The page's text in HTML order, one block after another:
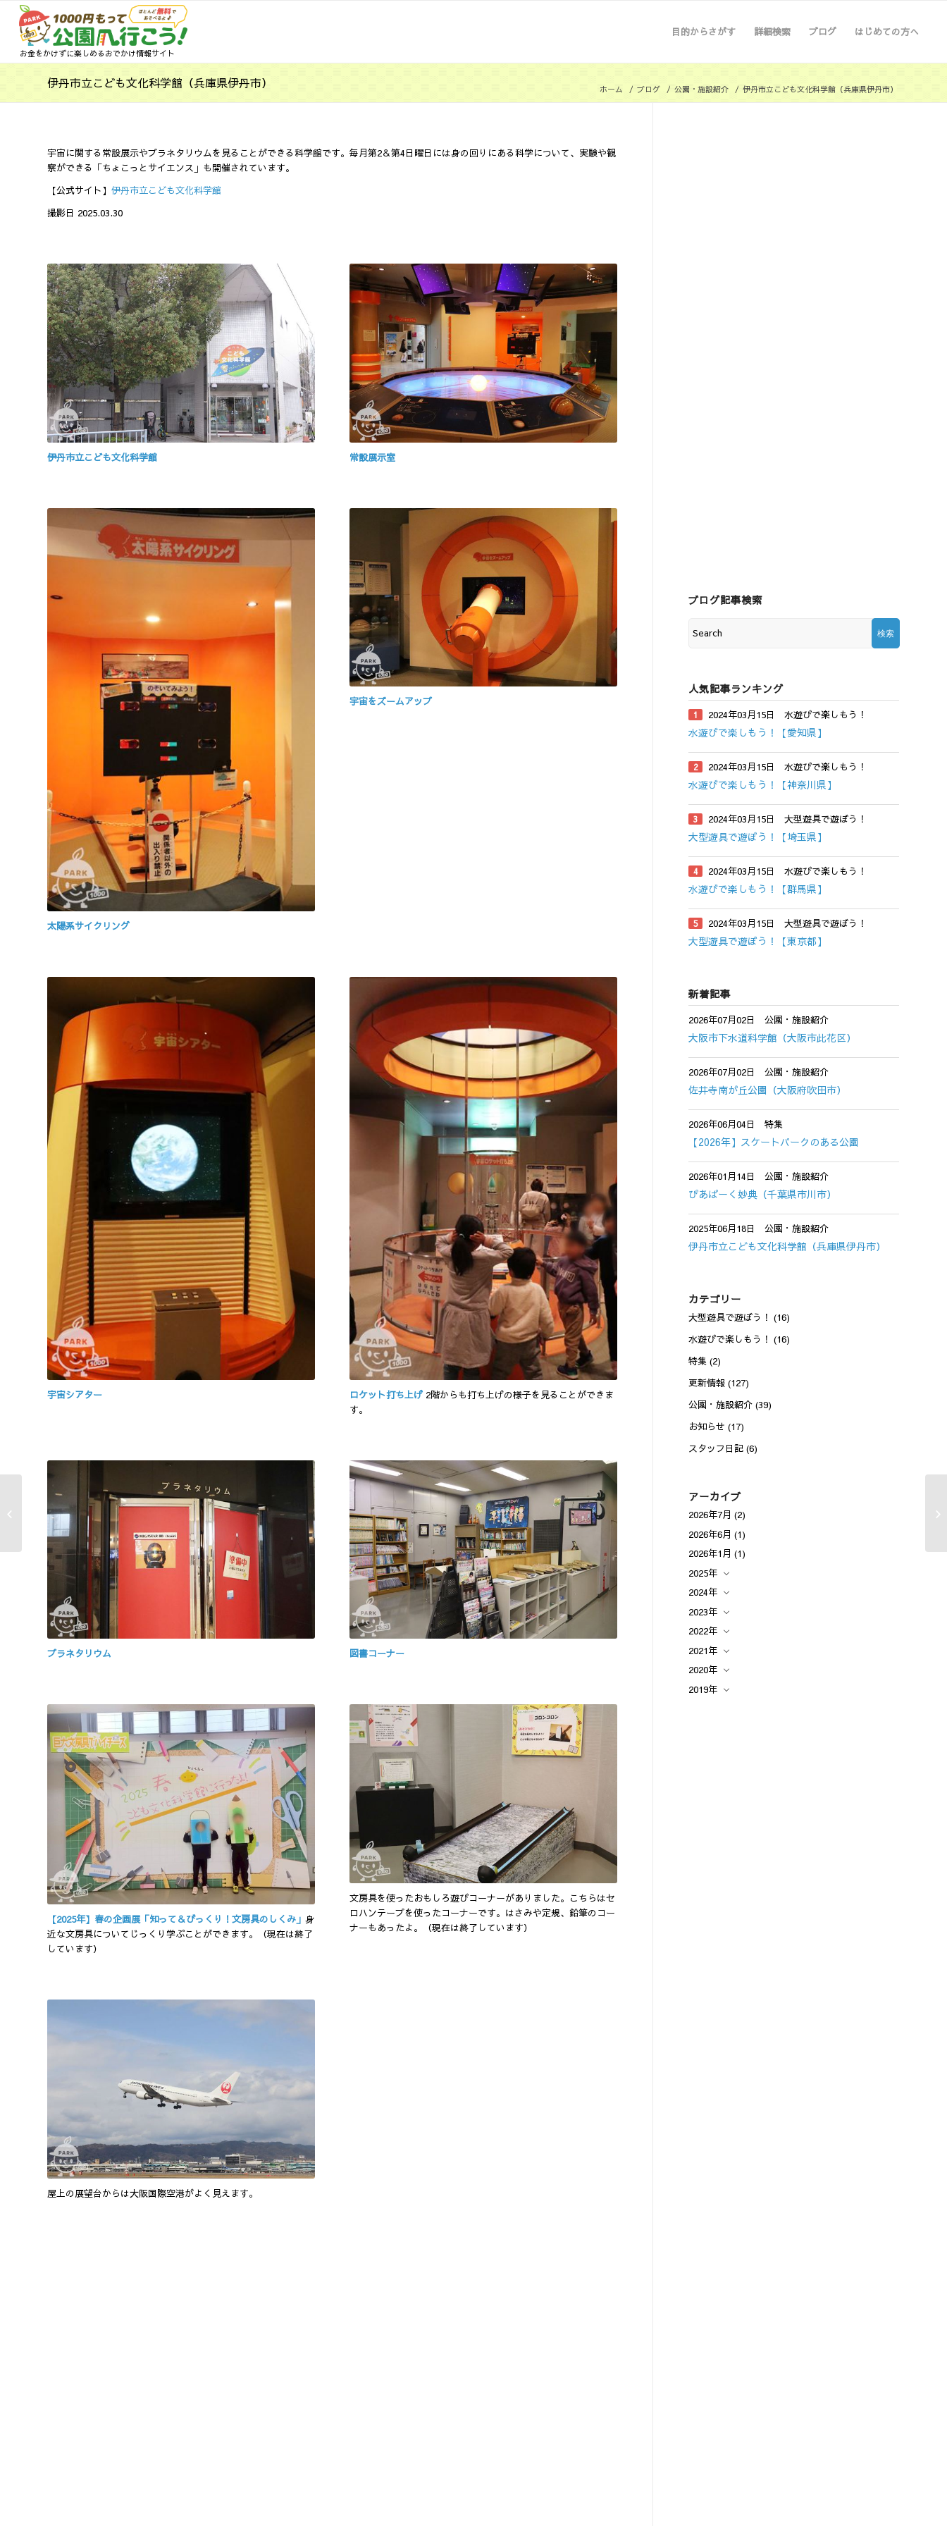
お金をかけずに楽しめるおでかけ情報サイト
目的からさがす 詳細検索 ブログ はじめての方へ
伊丹市立こども文化科学館（兵庫県伊丹市） ホーム / ブログ / 公園・施設紹介 / 伊丹市立こども文化科学館（兵庫県伊丹市）
宇宙に関する常設展示やプラネタリウムを見ることができる科学館です。毎月第2＆第4日曜日には身の回りにある科学について、実験や観
察ができる「ちょこっとサイエンス」も開催されています。
【公式サイト】 伊丹市立こども文化科学館
撮影日 2025.03.30
伊丹市立こども文化科学館 常設展示室
太陽系サイクリング
宇宙をズームアップ
宇宙シアター ロケット打ち上げ2階からも打ち上げの様子を見ることができま
す。
プラネタリウム 図書コーナー
【2025年】春の企画展「知って＆びっくり！文房具のしくみ」 身
近な文房具についてじっくり学ぶことができます。（現在は終了
しています）
文房具を使ったおもしろ遊びコーナーがありました。こちらはセ
ロハンテープを使ったコーナーです。はさみや定規、鉛筆のコー
ナーもあったよ。（現在は終了しています）
屋上の展望台からは大阪国際空港がよく見えます。
ブログ記事検索
人気記事ランキング
2024年03月15日 水遊びで楽しもう！
水遊びで楽しもう！【愛知県】
2024年03月15日 水遊びで楽しもう！
水遊びで楽しもう！【神奈川県】
2024年03月15日 大型遊具で遊ぼう！
大型遊具で遊ぼう！【埼玉県】
2024年03月15日 水遊びで楽しもう！
水遊びで楽しもう！【群馬県】
2024年03月15日 大型遊具で遊ぼう！
大型遊具で遊ぼう！【東京都】
新着記事
2026年07月02日 公園・施設紹介
大阪市下水道科学館（大阪市此花区）
2026年07月02日 公園・施設紹介
佐井寺南が丘公園（大阪府吹田市）
2026年06月04日 特集
【2026年】スケートパークのある公園
2026年01月14日 公園・施設紹介
ぴあぱーく妙典（千葉県市川市）
2025年06月18日 公園・施設紹介
伊丹市立こども文化科学館（兵庫県伊丹市）
カテゴリー
大型遊具で遊ぼう！ (16)
水遊びで楽しもう！ (16)
特集 (2)
更新情報 (127)
公園・施設紹介 (39)
お知らせ (17)
スタッフ日記 (6)
アーカイブ
2026年7月 (2)
2026年6月 (1)
2026年1月 (1)
2025年
2024年
2023年
2022年
2021年
2020年
2019年
中野四季の森公園（東
京都中野区）